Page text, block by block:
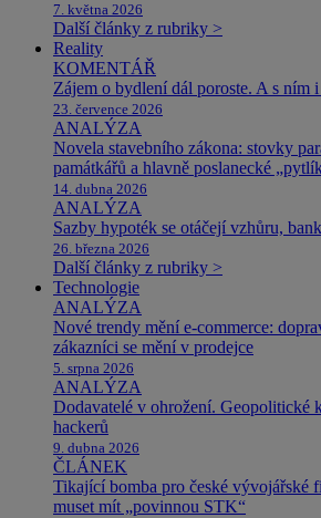
7. května 2026
Další články z rubriky >
Reality
KOMENTÁŘ
Zájem o bydlení dál poroste. A s ním
23. července 2026
ANALÝZA
Novela stavebního zákona: stovky
památkářů a hlavně poslanecké
14. dubna 2026
ANALÝZA
Sazby hypoték se otáčejí vzhůru,
26. března 2026
Další články z rubriky >
Technologie
ANALÝZA
Nové trendy mění e-commerce:
zákazníci se mění v prodejce
5. srpna 2026
ANALÝZA
Dodavatelé v ohrožení.
hackerů
9. dubna 2026
ČLÁNEK
Tikající bomba pro české vývojářské
muset mít „povinnou STK“